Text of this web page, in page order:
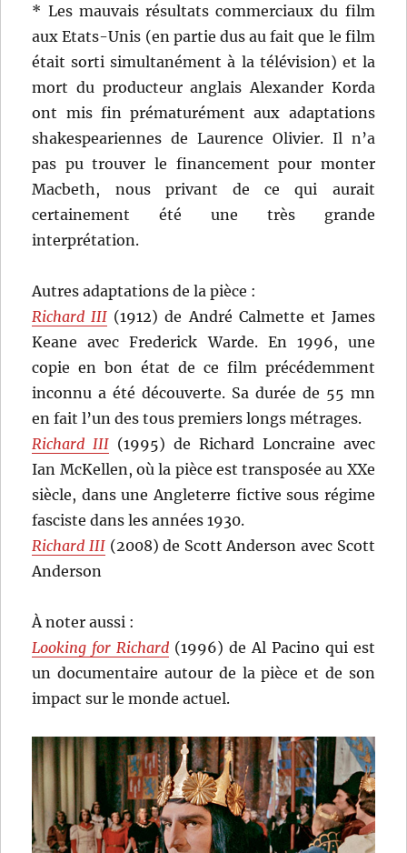
* Les mauvais résultats commerciaux du film
aux Etats-Unis (en partie dus au fait que le film
était sorti simultanément à la télévision) et la
mort du producteur anglais Alexander Korda
ont mis fin prématurément aux adaptations
shakespeariennes de Laurence Olivier. Il n’a
pas pu trouver le financement pour monter
Macbeth, nous privant de ce qui aurait
certainement été une très grande
interprétation.
Autres adaptations de la pièce :
Richard III (1912) de André Calmette et James
Keane avec Frederick Warde. En 1996, une
copie en bon état de ce film précédemment
inconnu a été découverte. Sa durée de 55 mn
en fait l’un des tous premiers longs métrages.
Richard III (1995) de Richard Loncraine avec
Ian McKellen, où la pièce est transposée au XXe
siècle, dans une Angleterre fictive sous régime
fasciste dans les années 1930.
Richard III(2008) de Scott Anderson avec Scott
Anderson
À noter aussi :
Looking for Richard (1996) de Al Pacino qui est
un documentaire autour de la pièce et de son
impact sur le monde actuel.